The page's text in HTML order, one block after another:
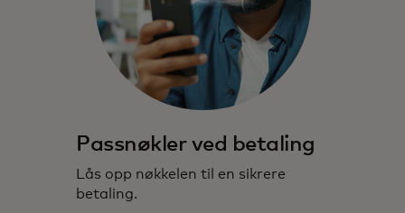
Passnøkler ved betaling
Lås opp nøkkelen til en sikrere
betaling.